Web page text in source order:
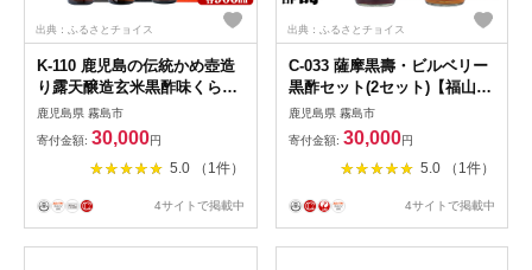
出典：ふるさとチョイス
K-110 鹿児島の伝統かめ壺造
り露天醸造玄米黒酢味くらべ
セット(計3本) 【重久盛一酢
醸造場】長期熟成 お酢 調味
料 黒酢ドリンク ビネガー セ
ット重久本舗
鹿児島県 霧島市
寄付金額: 30,000円
5.0 （1件）
4サイトで掲載中
出典：ふるさとチョイス
C-033 薩摩黒壽・ビルベリー
黒酢セット(2セット)【福山町
ふくふくふれあい館】
鹿児島県 霧島市
寄付金額: 30,000円
5.0 （1件）
4サイトで掲載中